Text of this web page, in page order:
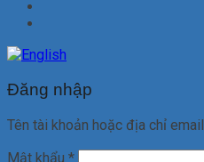
Đăng nhập
Tên tài khoản hoặc địa chỉ email
Mật khẩu *